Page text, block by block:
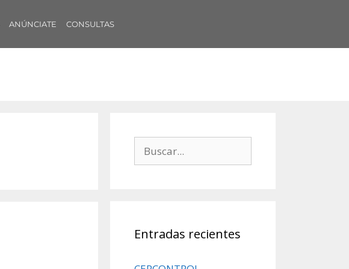
ANÚNCIATE CONSULTAS
Entradas recientes